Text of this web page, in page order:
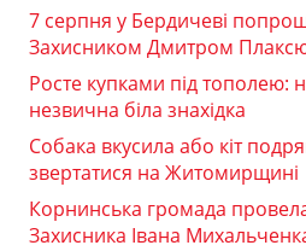
7 серпня у Бердичеві
Захисником Дмитром
Росте купками під тополею:
незвична біла знахідка
Собака вкусила або кіт
звертатися на Житомирщині
Корнинська громада
Захисника Івана